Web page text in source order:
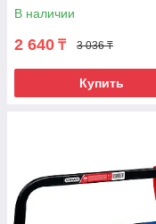
В наличии
2 640 ₸ 3 036 ₸
Купить